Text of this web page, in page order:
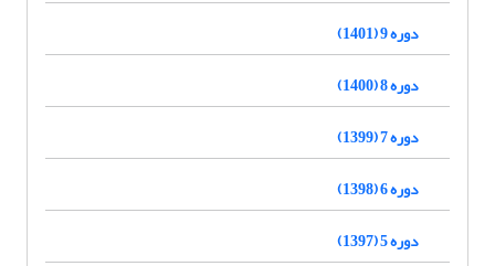
دوره 9 (1401)
دوره 8 (1400)
دوره 7 (1399)
دوره 6 (1398)
دوره 5 (1397)